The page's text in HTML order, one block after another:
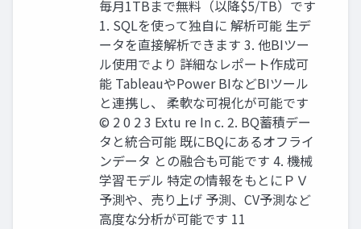
毎月1TBまで無料（以降$5/TB）です
1. SQLを使って独自に 解析可能 生デ
ータを直接解析できます 3. 他BIツー
ル使用でより 詳細なレポート作成可
能 TableauやPower BIなどBIツール
と連携し、 柔軟な可視化が可能です
© 2 0 2 3 Extu re In c. 2. BQ蓄積デー
タと統合可能 既にBQにあるオフライ
ンデータ との融合も可能です 4. 機械
学習モデル 特定の情報をもとにＰＶ
予測や、売り上げ 予測、CV予測など
高度な分析が可能です 11